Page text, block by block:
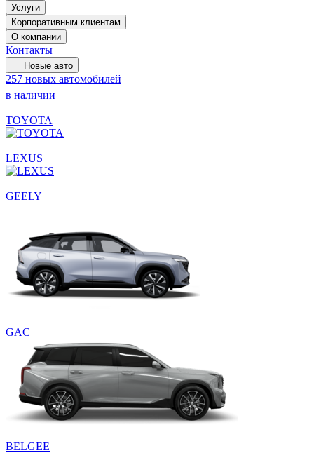
Услуги
Корпоративным клиентам
О компании
Контакты
Новые авто
257 новых автомобилей
в наличии
TOYOTA
LEXUS
GEELY
GAC
BELGEE